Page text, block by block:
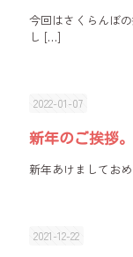
今回はさくらんぼ
し […]
2022-01-07
新年のご挨拶。
新年あけましてお
2021-12-22